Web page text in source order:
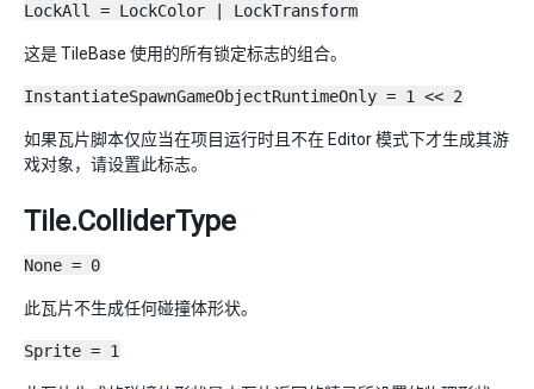
LockAll = LockColor | LockTransform
这是 TileBase 使用的所有锁定标志的组合。
InstantiateSpawnGameObjectRuntimeOnly = 1 << 2
如果瓦片脚本仅应当在项目运行时且不在 Editor 模式下才生成其游
戏对象，请设置此标志。
Tile.ColliderType
None = 0
此瓦片不生成任何碰撞体形状。
Sprite = 1